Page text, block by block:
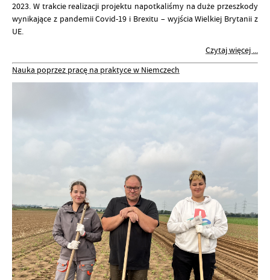
2023. W trakcie realizacji projektu napotkaliśmy na duże przeszkody
wynikające z pandemii Covid-19 i Brexitu – wyjścia Wielkiej Brytanii z
UE.
Czytaj więcej ...
Nauka poprzez pracę na praktyce w Niemczech